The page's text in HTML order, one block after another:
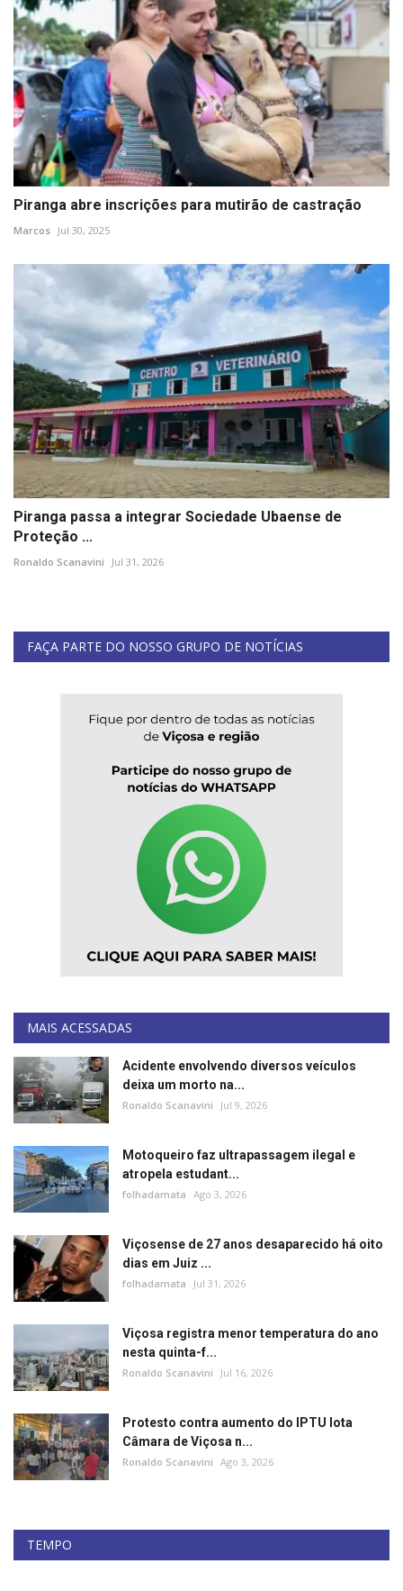
Piranga abre inscrições para mutirão de castração
Marcos Jul 30, 2025
Piranga passa a integrar Sociedade Ubaense de
Proteção ...
Ronaldo Scanavini Jul 31, 2026
FAÇA PARTE DO NOSSO GRUPO DE NOTÍCIAS
MAIS ACESSADAS
Acidente envolvendo diversos veículos
deixa um morto na...
Ronaldo Scanavini Jul 9, 2026
Motoqueiro faz ultrapassagem ilegal e
atropela estudant...
folhadamata Ago 3, 2026
Viçosense de 27 anos desaparecido há oito
dias em Juiz ...
folhadamata Jul 31, 2026
Viçosa registra menor temperatura do ano
nesta quinta-f...
Ronaldo Scanavini Jul 16, 2026
Protesto contra aumento do IPTU lota
Câmara de Viçosa n...
Ronaldo Scanavini Ago 3, 2026
TEMPO